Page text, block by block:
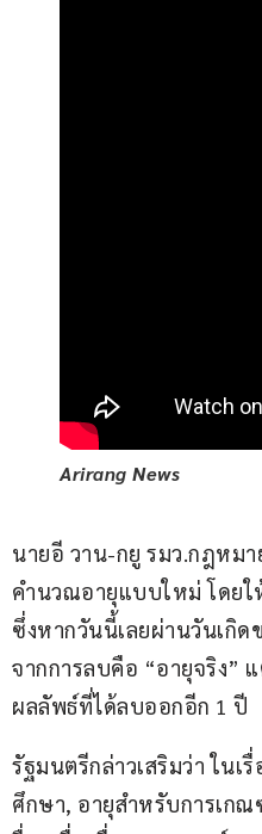
Arirang News
นายอี วาน-กยู รมว.กฎหม
คำนวณอายุแบบใหม่ โดย
ซึ่งหากวันนี้เลยผ่านวันเกิด
จากการลบคือ “อายุจริง”
ผลลัพธ์ที่ได้ลบออกอีก 1 ปี
รัฐมนตรีกล่าวเสริมว่า ในเ
ศึกษา, อายุสำหรับการเก